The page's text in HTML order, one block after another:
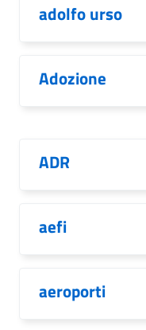
adolfo urso
Adozione
ADR
aefi
aeroporti